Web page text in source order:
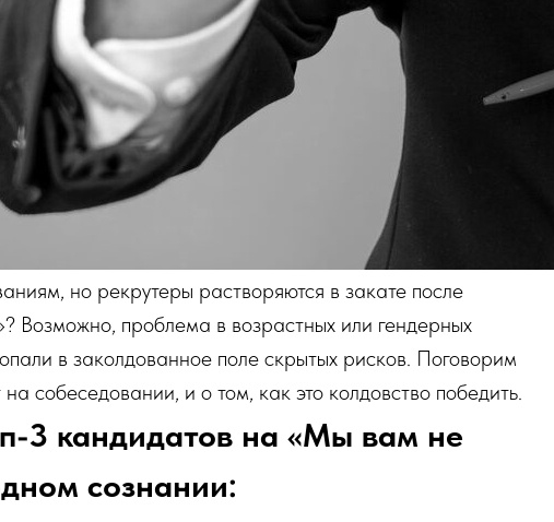
но рекрутеры растворяются в закате после
Возможно, проблема в возрастных или гендерных
в заколдованное поле скрытых рисков. Поговорим
собеседовании, и о том, как это колдовство победить.
3 кандидатов на «Мы вам не
сознании: